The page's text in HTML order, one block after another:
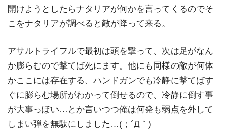
開けようとしたらナタリアが何かを言ってくるのでそ
こをナタリアが調べると敵が降って来る。
アサルトライフルで最初は頭を撃って、次は足がなん
か膨らむので撃てば死にます。他にも同様の敵が何体
かここには存在する、ハンドガンでも冷静に撃てばす
ぐに膨らむ場所がわかって倒せるので、冷静に倒す事
が大事っぽい…とか言いつつ俺は何発も弱点を外して
しまい弾を無駄にしました…(；´Д｀)